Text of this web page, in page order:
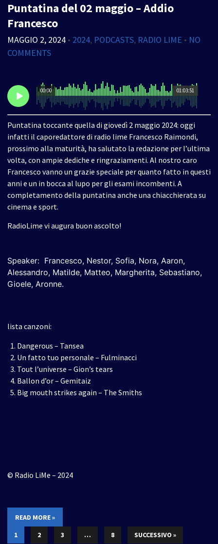
Puntatina del 02 maggio – Addio
Francesco
MAGGIO 2, 2024 • 2024, PODCASTS, RADIO LIME • NO
COMMENTS
01:03:51
00:00
Puntatina toccante quella di giovedì 2 maggio 2024: oggi
infatti il caporedattore di radio lime Francesco Raimondi,
prossimo alla maturità, ha salutato la redazione per l’ultima
volta, con ampie dediche e ringraziamenti. Al nostro caro
Francesco vanno un grazie speciale per quanto fatto in questi
anni e un in bocca al lupo per gli esami incombenti. A
completamento della puntatina anche una chiacchierata su
cinema e sport.
RadioLime vi augura buon ascolto!
Speaker: Francesco, Nestor, Sofia, Nora, Aaron,
Alessandro, Matilde, Matteo, Margherita, Sebastiano,
Gioele, Aronne.
lista canzoni:
Dangerous – Tansea
Un fatto tuo personale – Fulminacci
Tout l’universe – Gion’s tears
Ballon d’or – Gemitaiz
Big mouth strikes again – The Smiths
© Radio LiMe – 2024
READ MORE »
1
2 3 … 8 SUCCESSIVO »